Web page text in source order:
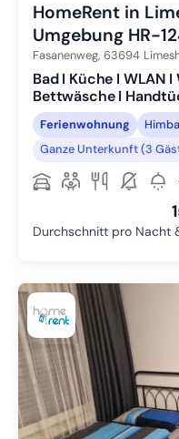
HomeRent in
Umgebung HR-
Fasanenweg, 63694
Bad I Küche I WLAN
Bettwäsche I
Ferienwohnung
Ganze Unterkunft (3
Durchschnitt pro Nacht